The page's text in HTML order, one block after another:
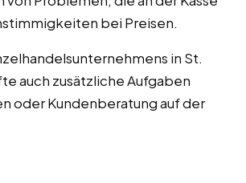
bei Preisen.
in St.
auch zusätzliche Aufgaben
oder Kundenberatung auf der